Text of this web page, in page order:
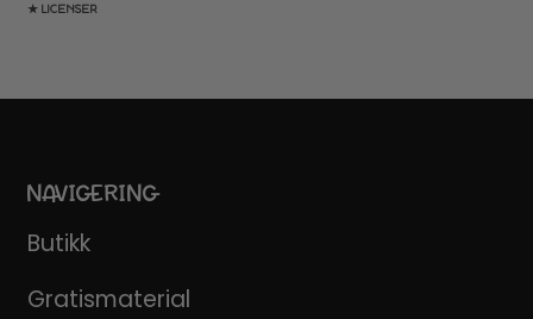
★ LICENSER
NAVIGERING
Butikk
Gratismaterial